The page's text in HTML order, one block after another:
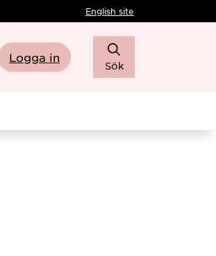
English site
Logga in
Sök